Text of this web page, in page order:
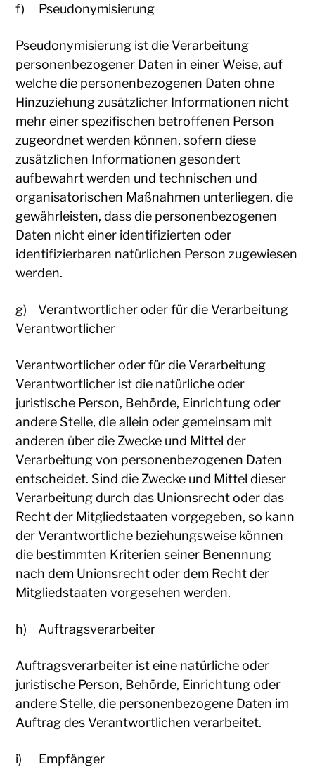
f) Pseudonymisierung
Pseudonymisierung ist die Verarbeitung
personenbezogener Daten in einer Weise, auf
welche die personenbezogenen Daten ohne
Hinzuziehung zusätzlicher Informationen nicht
mehr einer spezifischen betroffenen Person
zugeordnet werden können, sofern diese
zusätzlichen Informationen gesondert
aufbewahrt werden und technischen und
organisatorischen Maßnahmen unterliegen, die
gewährleisten, dass die personenbezogenen
Daten nicht einer identifizierten oder
identifizierbaren natürlichen Person zugewiesen
werden.
g) Verantwortlicher oder für die Verarbeitung
Verantwortlicher
Verantwortlicher oder für die Verarbeitung
Verantwortlicher ist die natürliche oder
juristische Person, Behörde, Einrichtung oder
andere Stelle, die allein oder gemeinsam mit
anderen über die Zwecke und Mittel der
Verarbeitung von personenbezogenen Daten
entscheidet. Sind die Zwecke und Mittel dieser
Verarbeitung durch das Unionsrecht oder das
Recht der Mitgliedstaaten vorgegeben, so kann
der Verantwortliche beziehungsweise können
die bestimmten Kriterien seiner Benennung
nach dem Unionsrecht oder dem Recht der
Mitgliedstaaten vorgesehen werden.
h) Auftragsverarbeiter
Auftragsverarbeiter ist eine natürliche oder
juristische Person, Behörde, Einrichtung oder
andere Stelle, die personenbezogene Daten im
Auftrag des Verantwortlichen verarbeitet.
i) Empfänger